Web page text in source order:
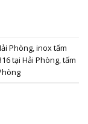
Phòng,inox tấm
tại Hải Phòng,tấm